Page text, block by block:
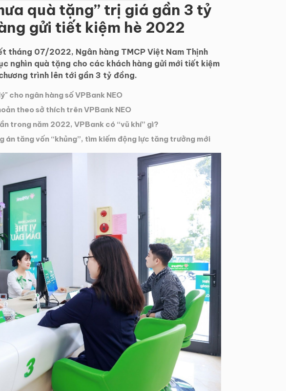
quà tặng” trị giá gần 3 tỷ
gửi tiết kiệm hè 2022
tháng 07/2022, Ngân hàng TMCP Việt Nam Thịnh
nghìn quà tặng cho các khách hàng gửi mới tiết kiệm
trình lên tới gần 3 tỷ đồng.
cho ngân hàng số VPBank NEO
theo sở thích trên VPBank NEO
trong năm 2022, VPBank có “vũ khí” gì?
án tăng vốn “khủng”, tìm kiếm động lực tăng trưởng mới